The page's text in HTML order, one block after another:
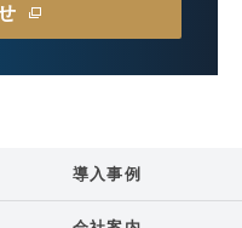
導入事例